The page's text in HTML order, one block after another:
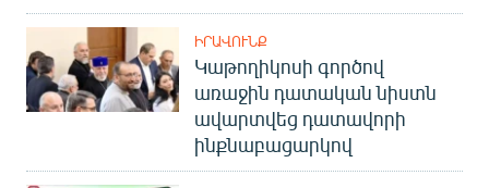
ԻՐԱՎՈՒՆՔ
Կաթողիկոսի գործով
առաջին դատական նիստն
ավարտվեց դատավորի
ինքնաբացարկով